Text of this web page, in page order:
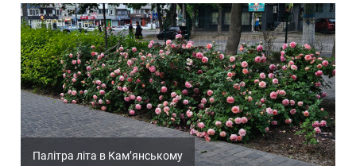
Палітра літа в Кам’янському